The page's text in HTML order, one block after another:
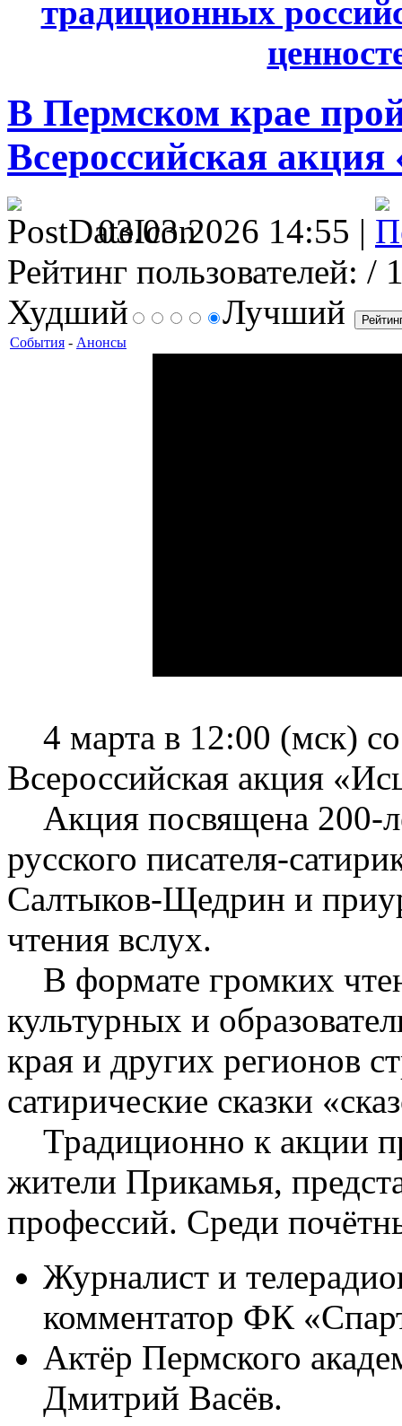
традиционных
В Пермском крае
Всероссийская
03.03.2026 14:55 |
Рейтинг пользователей: /
Худший
Лучший
События - Анонсы
4 марта в 12:00 (мск)
Всероссийская акция
Акция посвящена 200-
русского писателя-
Салтыков-Щедрин и
чтения вслух.
В формате громких
культурных и
края и других регионов
сатирические сказки
Традиционно к акции
жители Прикамья,
профессий. Среди
Журналист и
комментатор ФК
Актёр Пермского
Дмитрий Васёв.